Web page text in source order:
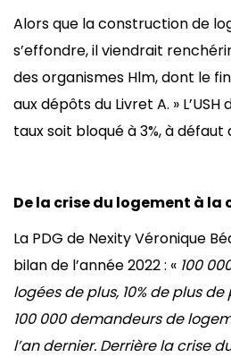
Alors que la construction de
s’effondre, il viendrait
des organismes Hlm, dont le
aux dépôts du Livret A. »
taux soit bloqué à 3%, à défaut
De la crise du logement à la
La PDG de Nexity Véronique
bilan de l’année 2022 : « 100
logées de plus, 10% de plus
100 000 demandeurs de
l’an dernier. Derrière la crise